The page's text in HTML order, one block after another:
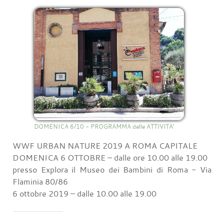
DOMENICA 6/10 - PROGRAMMA delle ATTIVITA'
WWF URBAN NATURE 2019 A ROMA CAPITALE
DOMENICA 6 OTTOBRE – dalle ore 10.00 alle 19.00
presso Explora il Museo dei Bambini di Roma - Via
Flaminia 80/86
6 ottobre 2019 – dalle 10.00 alle 19.00